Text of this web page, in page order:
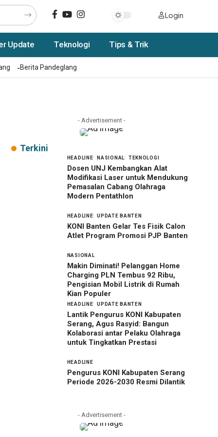
Login
Update Teknologi Tips & Trik
Berita Pandeglang
- Advertisement -
Terkini
HEADLINE NASIONAL TEKNOLOGI
Dosen UNJ Kembangkan Alat
Modifikasi Laser untuk Mendukung
Pemasalan Cabang Olahraga
Modern Pentathlon
HEADLINE UPDATE BANTEN
KONI Banten Gelar Tes Fisik Calon
Atlet Program Promosi PJP Banten
NASIONAL
Makin Diminati! Pelanggan Home
Charging PLN Tembus 92 Ribu,
Pengisian Mobil Listrik di Rumah
Kian Populer
HEADLINE UPDATE BANTEN
Lantik Pengurus KONI Kabupaten
Serang, Agus Rasyid: Bangun
Kolaborasi antar Pelaku Olahraga
untuk Tingkatkan Prestasi
HEADLINE
Pengurus KONI Kabupaten Serang
Periode 2026-2030 Resmi Dilantik
- Advertisement -